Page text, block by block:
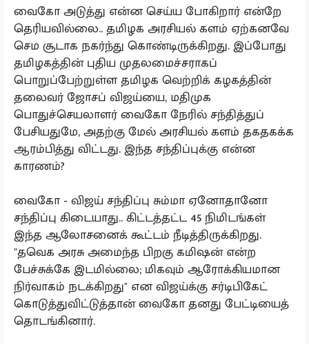
வைகோ அடுத்து என்ன செய்ய போகிறார் என்றே
தெரியவில்லை.. தமிழக அரசியல் களம் ஏற்கனவே
செம சூடாக நகர்ந்து கொண்டிருக்கிறது. இப்போது
தமிழகத்தின் புதிய முதலமைச்சராகப்
பொறுப்பேற்றுள்ள தமிழக வெற்றிக் கழகத்தின்
தலைவர் ஜோசப் விஜய்யை, மதிமுக
பொதுச்செயலாளர் வைகோ நேரில் சந்தித்துப்
பேசியதுமே, அதற்கு மேல் அரசியல் களம் தகதகக்க
ஆரம்பித்து விட்டது. இந்த சந்திப்புக்கு என்ன
காரணம்?
வைகோ - விஜய் சந்திப்பு சும்மா ஏனோதானோ
சந்திப்பு கிடையாது.. கிட்டத்தட்ட 45 நிமிடங்கள்
இந்த ஆலோசனைக் கூட்டம் நீடித்திருக்கிறது.
"தவெக அரசு அமைந்த பிறகு கமிஷன் என்ற
பேச்சுக்கே இடமில்லை; மிகவும் ஆரோக்கியமான
நிர்வாகம் நடக்கிறது" என விஜய்க்கு சர்டிபிகேட்
கொடுத்துவிட்டுத்தான் வைகோ தனது பேட்டியைத்
தொடங்கினார்.